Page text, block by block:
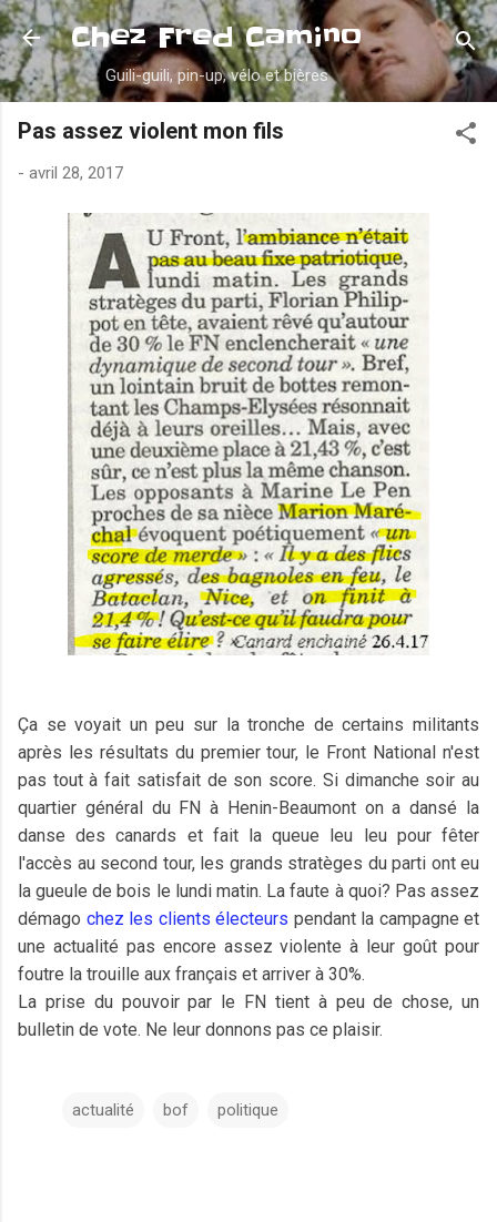
Accéder au contenu principal
Chez Fred Camino
Guili-guili, pin-up, vélo et bières
Pas assez violent mon fils
- avril 28, 2017
Ça se voyait un peu sur la tronche de certains militants
après les résultats du premier tour, le Front National n'est
pas tout à fait satisfait de son score. Si dimanche soir au
quartier général du FN à Henin-Beaumont on a dansé la
danse des canards et fait la queue leu leu pour fêter
l'accès au second tour, les grands stratèges du parti ont eu
la gueule de bois le lundi matin. La faute à quoi? Pas assez
démago chez les clients électeurs pendant la campagne et
une actualité pas encore assez violente à leur goût pour
foutre la trouille aux français et arriver à 30%.
La prise du pouvoir par le FN tient à peu de chose, un
bulletin de vote. Ne leur donnons pas ce plaisir.
actualité bof politique